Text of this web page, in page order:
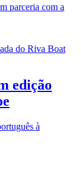
parceria com a
edição
à